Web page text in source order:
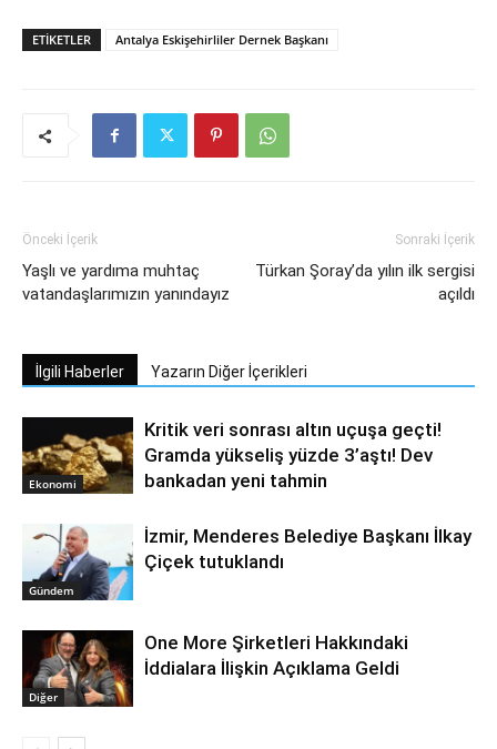
ETIKETLER Antalya Eskişehirliler Dernek Başkanı
Önceki İçerik
Yaşlı ve yardıma muhtaç
vatandaşlarımızın yanındayız
Sonraki İçerik
Türkan Şoray’da yılın ilk sergisi
açıldı
İlgili Haberler Yazarın Diğer İçerikleri
Ekonomi
Kritik veri sonrası altın uçuşa geçti!
Gramda yükseliş yüzde 3’aştı! Dev
bankadan yeni tahmin
Gündem
İzmir, Menderes Belediye Başkanı İlkay
Çiçek tutuklandı
Diğer
One More Şirketleri Hakkındaki
İddialara İlişkin Açıklama Geldi